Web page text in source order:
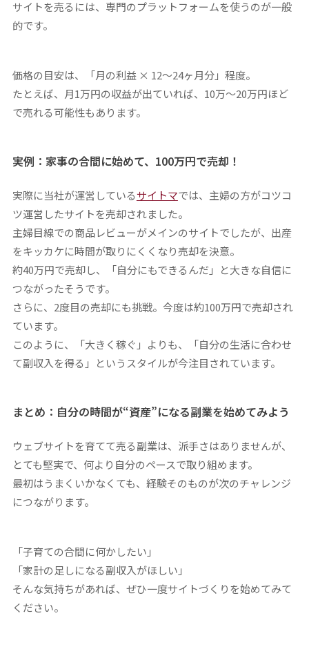
サイトを売るには、専門のプラットフォームを使うのが一般
的です。
価格の目安は、「月の利益 × 12〜24ヶ月分」程度。
たとえば、月1万円の収益が出ていれば、10万〜20万円ほど
で売れる可能性もあります。
実例：家事の合間に始めて、100万円で売却！
実際に当社が運営しているサイトマでは、主婦の方がコツコ
ツ運営したサイトを売却されました。
主婦目線での商品レビューがメインのサイトでしたが、出産
をキッカケに時間が取りにくくなり売却を決意。
約40万円で売却し、「自分にもできるんだ」と大きな自信に
つながったそうです。
さらに、2度目の売却にも挑戦。今度は約100万円で売却され
ています。
このように、「大きく稼ぐ」よりも、「自分の生活に合わせ
て副収入を得る」というスタイルが今注目されています。
まとめ：自分の時間が“資産”になる副業を始めてみよう
ウェブサイトを育てて売る副業は、派手さはありませんが、
とても堅実で、何より自分のペースで取り組めます。
最初はうまくいかなくても、経験そのものが次のチャレンジ
につながります。
「子育ての合間に何かしたい」
「家計の足しになる副収入がほしい」
そんな気持ちがあれば、ぜひ一度サイトづくりを始めてみて
ください。